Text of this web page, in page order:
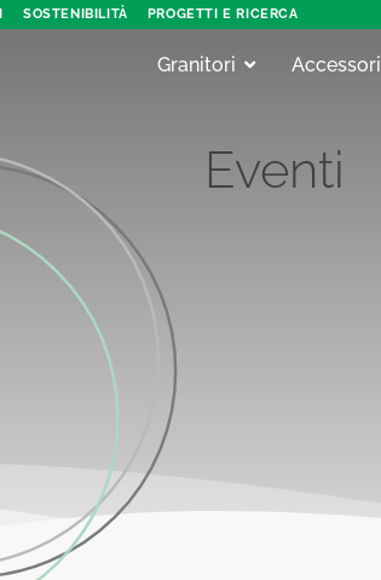
SOSTENIBILITÀ PROGETTI E RICERCA
Granitori Accessori
Eventi